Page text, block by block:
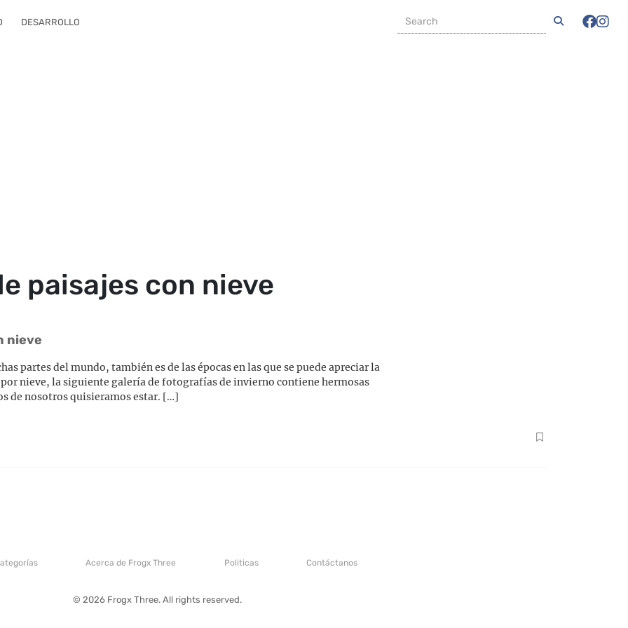
DESARROLLO
paisajes con nieve
nieve
partes del mundo, también es de las épocas en las que se puede apreciar la
nieve, la siguiente galería de fotografías de invierno contiene hermosas
de nosotros quisieramos estar. […]
Acerca de Frogx Three Politicas Contáctanos
© 2026 Frogx Three. All rights reserved.